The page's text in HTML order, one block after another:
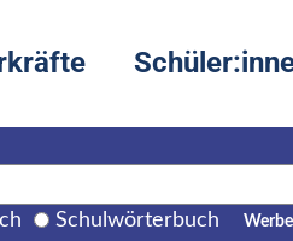
Schulwörterbuch